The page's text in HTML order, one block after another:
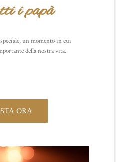
i papà
un momento in cui
della nostra vita.
ORA